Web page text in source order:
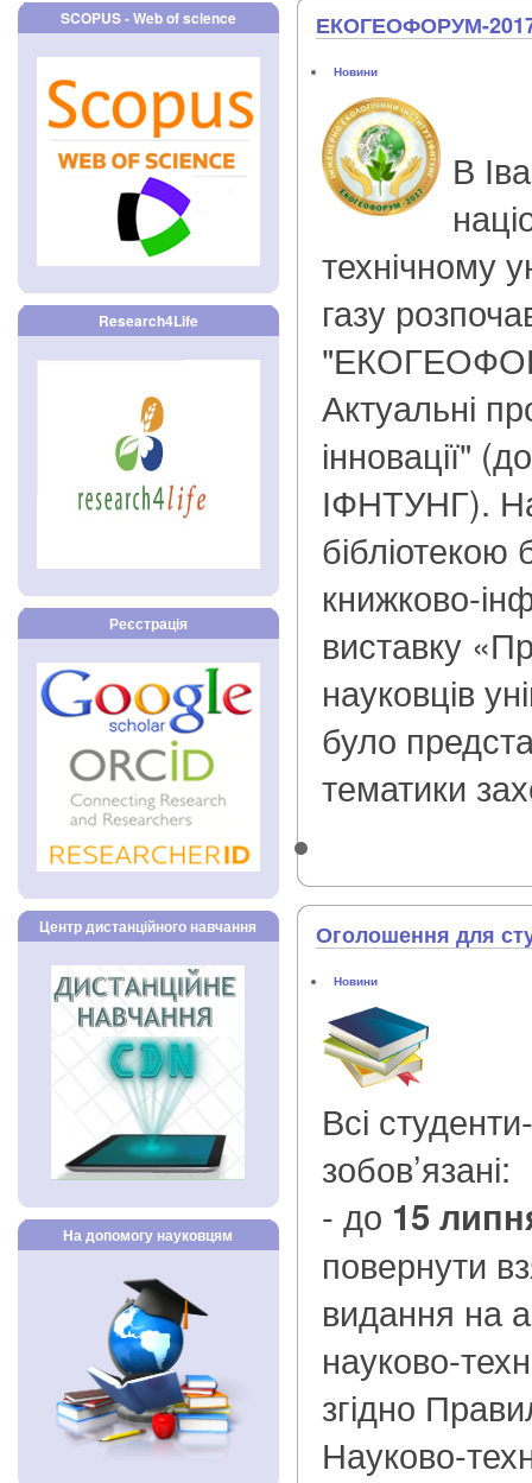
SCOPUS - Web of science
Research4Life
Реєстрація
Центр дистанційного навчання
На допомогу науковцям
ЕКОГЕОФОРУМ-
Новини
В
технічному
газу
Актуальні
інновації"
ІФНТУНГ).
бібліотекою
книжково-
виставку
науковців
було
тематики
Оголошення для
Новини
Всі
зобов’язані:
- до 15
повернути
видання на
науково-
згідно
Науково-